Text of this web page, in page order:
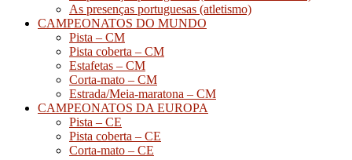
As presenças portuguesas (atletismo)
CAMPEONATOS DO MUNDO
Pista – CM
Pista coberta – CM
Estafetas – CM
Corta-mato – CM
Estrada/Meia-maratona – CM
CAMPEONATOS DA EUROPA
Pista – CE
Pista coberta – CE
Corta-mato – CE